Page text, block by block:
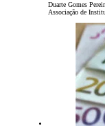
Duarte Gomes
Associação de